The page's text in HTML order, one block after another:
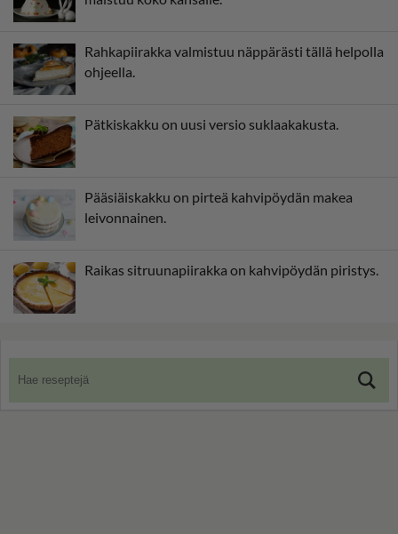
Rahkapiirakka valmistuu näppärästi tällä helpolla
ohjeella.
Pätkiskakku on uusi versio suklaakakusta.
Pääsiäiskakku on pirteä kahvipöydän makea
leivonnainen.
Raikas sitruunapiirakka on kahvipöydän piristys.